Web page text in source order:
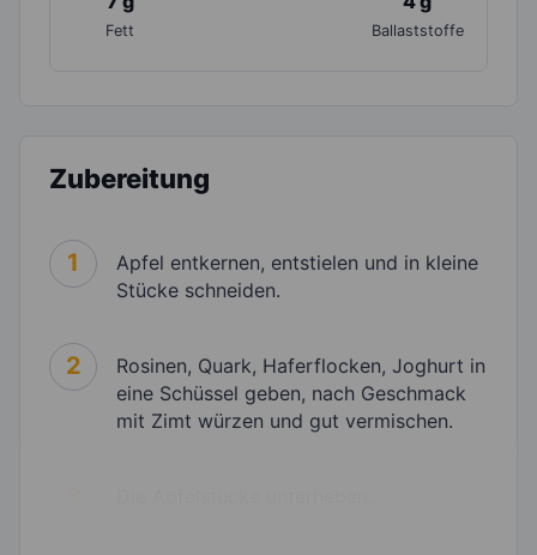
Fett Ballaststoffe
Zubereitung
1
Apfel entkernen, entstielen und in kleine
Stücke schneiden.
2
Rosinen, Quark, Haferflocken, Joghurt in
eine Schüssel geben, nach Geschmack
mit Zimt würzen und gut vermischen.